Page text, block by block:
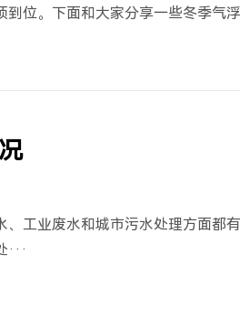
位。下面和大家分享一些冬季气
工业废水和城市污水处理方面